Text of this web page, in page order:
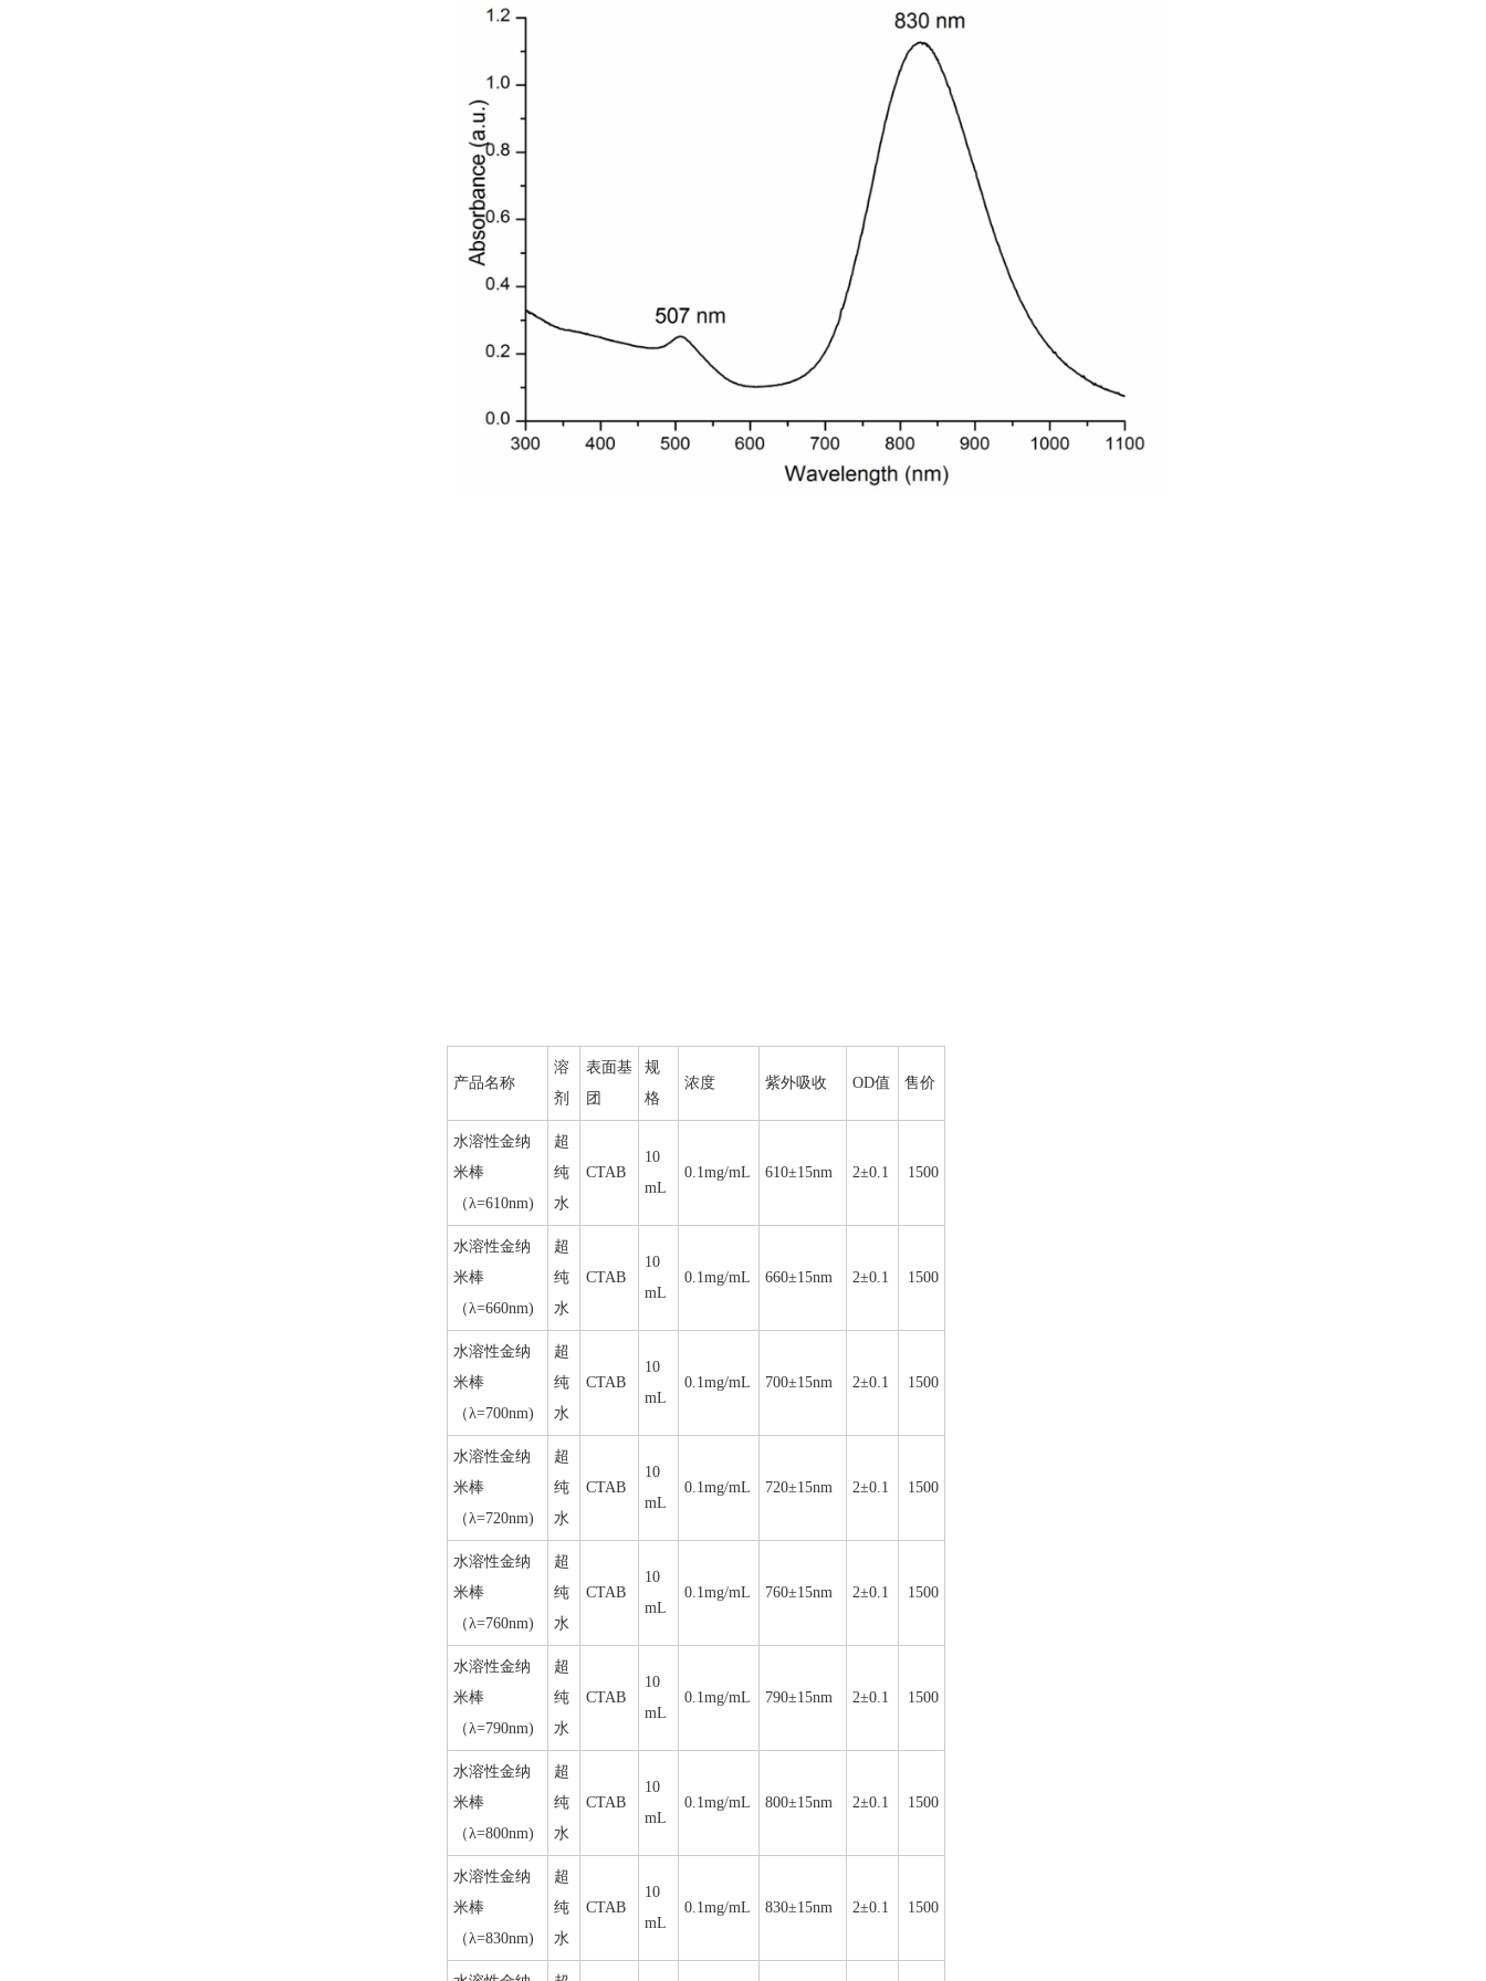
产品名称
溶
剂
表面基
团
规
格
浓度 紫外吸收 OD值 售价
水溶性金纳
米棒
（λ=610nm)
超
纯
水
CTAB
10
mL
0.1mg/mL 610±15nm 2±0.1 1500
水溶性金纳
米棒
（λ=660nm)
超
纯
水
CTAB
10
mL
0.1mg/mL 660±15nm 2±0.1 1500
水溶性金纳
米棒
（λ=700nm)
超
纯
水
CTAB
10
mL
0.1mg/mL 700±15nm 2±0.1 1500
水溶性金纳
米棒
（λ=720nm)
超
纯
水
CTAB
10
mL
0.1mg/mL 720±15nm 2±0.1 1500
水溶性金纳
米棒
（λ=760nm)
超
纯
水
CTAB
10
mL
0.1mg/mL 760±15nm 2±0.1 1500
水溶性金纳
米棒
（λ=790nm)
超
纯
水
CTAB
10
mL
0.1mg/mL 790±15nm 2±0.1 1500
水溶性金纳
米棒
（λ=800nm)
超
纯
水
CTAB
10
mL
0.1mg/mL 800±15nm 2±0.1 1500
水溶性金纳
米棒
（λ=830nm)
超
纯
水
CTAB
10
mL
0.1mg/mL 830±15nm 2±0.1 1500